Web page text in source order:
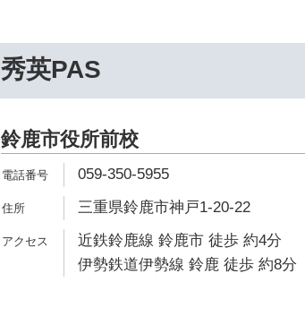
秀英PAS
鈴鹿市役所前校
059-350-5955
三重県鈴鹿市神戸1-20-22
近鉄鈴鹿線 鈴鹿市 徒歩 約4分
伊勢鉄道伊勢線 鈴鹿 徒歩 約8分